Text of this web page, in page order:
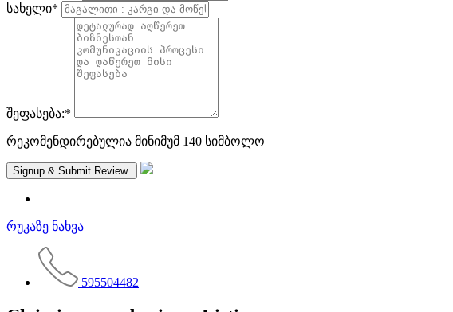
სახელი*
შეფასება:*
რეკომენდირებულია მინიმუმ 140 სიმბოლო
რუკაზე ნახვა
595504482